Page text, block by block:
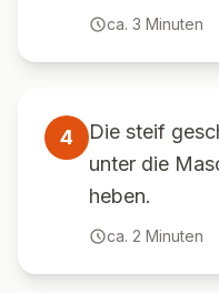
ca. 3 Minuten
4
Die steif
unter die
heben.
ca. 2 Minuten